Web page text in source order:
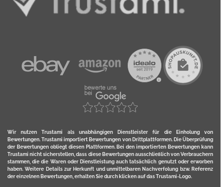
Wir nutzen Trustami als unabhängigen Dienstleister für die Einholung von
Bewertungen. Trustami importiert Bewertungen von Drittplattformen. Die Überprüfung
der Bewertungen obliegt diesen Plattformen. Bei den importierten Bewertungen kann
Trustami nicht sicherstellen, dass diese Bewertungen ausschließlich von Verbrauchern
stammen, die die Waren oder Dienstleistung auch tatsächlich genutzt oder erworben
haben. Weitere Details zur Herkunft und unmittelbaren Nachverfolung bzw. Referenz
der einzelnen Bewertungen, erhalten Sie durch klicken auf das Trustami-Logo.